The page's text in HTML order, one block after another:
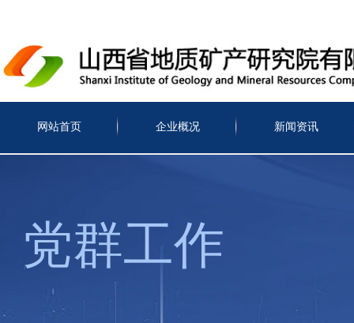
网站首页 企业概况 新闻资讯
党群工作